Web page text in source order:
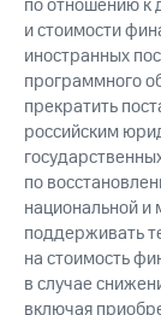
по отношению к
и стоимости
иностранных
программного
прекратить
российским
по
национальной и
поддерживать
на стоимость
в случае